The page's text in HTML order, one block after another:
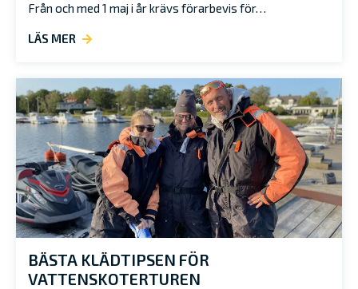
Från och med 1 maj i år krävs förarbevis för…
LÄS MER
BÄSTA KLÄDTIPSEN FÖR
VATTENSKOTERTUREN